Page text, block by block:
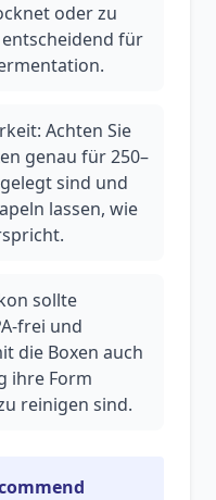
oder zu
für
Achten Sie
genau für 250–
sind und
lassen, wie
sollte
frei und
die Boxen auch
ihre Form
reinigen sind.